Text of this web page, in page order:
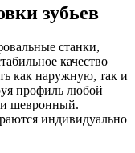
зубьев
станки,
качество
как наружную, так и
профиль любой
шевронный.
индивидуально